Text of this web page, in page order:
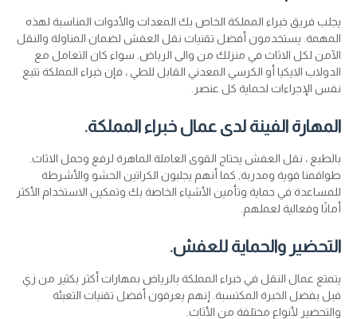
يجلب فريق خبراء المملكة الخاص بك المعدات والأدوات المناسبة لهذه
المهمة. يستخدمون أفضل تقنيات نقل العفش لضمان المناولة والنقل
الآمن لكل الاثاث في منزلك من والى الرياض. سواء كان التعامل مع
الدولاب الايكيا أو الكرسي المعدني القابل للطي ، فإن خبراء المملكة تتبع
نفس الإجراءات لحماية كل عنصر.
المهارة الفينة لدى عمال خبراء المملكة.
بالطبع ، نقل العفش يحتاج القوى العاملة الماهرة لرفع وحمل الاثاث.
طواقمنا قوية ومدربة, كما أنهم يجلبون الكراتين الحشو والأشرطة
للمساعدة في حماية وتأمين الأشياء الخاصة بك وتمكين الاستخدام الأكثر
أمانًا وفعالية لعملهم.
التحضير والحماية للعفش.
يتمتع عمال النقل في خبراء المملكة بالرياض بمهارات أكثر بكثير من زي
فبل بفضل الخبرة المكتسبة. إنهم يعرفون أفضل تقنيات التعبئة
والتحضير لأنواع مختلفة من الأثاث.